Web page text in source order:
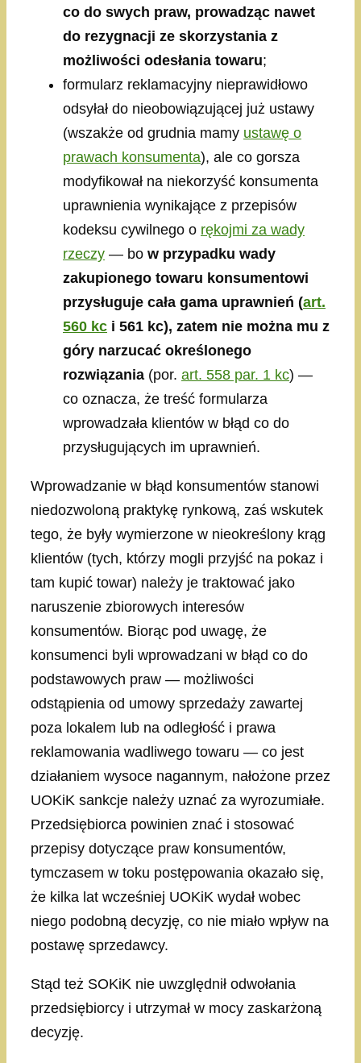
co do swych praw, prowadząc nawet
do rezygnacji ze skorzystania z
możliwości odesłania towaru;
formularz reklamacyjny nieprawidłowo
odsyłał do nieobowiązującej już ustawy
(wszakże od grudnia mamy ustawę o
prawach konsumenta), ale co gorsza
modyfikował na niekorzyść konsumenta
uprawnienia wynikające z przepisów
kodeksu cywilnego o rękojmi za wady
rzeczy — bo w przypadku wady
zakupionego towaru konsumentowi
przysługuje cała gama uprawnień (art.
560 kc i 561 kc), zatem nie można mu z
góry narzucać określonego
rozwiązania (por. art. 558 par. 1 kc) —
co oznacza, że treść formularza
wprowadzała klientów w błąd co do
przysługujących im uprawnień.
Wprowadzanie w błąd konsumentów stanowi
niedozwoloną praktykę rynkową, zaś wskutek
tego, że były wymierzone w nieokreślony krąg
klientów (tych, którzy mogli przyjść na pokaz i
tam kupić towar) należy je traktować jako
naruszenie zbiorowych interesów
konsumentów. Biorąc pod uwagę, że
konsumenci byli wprowadzani w błąd co do
podstawowych praw — możliwości
odstąpienia od umowy sprzedaży zawartej
poza lokalem lub na odległość i prawa
reklamowania wadliwego towaru — co jest
działaniem wysoce nagannym, nałożone przez
UOKiK sankcje należy uznać za wyrozumiałe.
Przedsiębiorca powinien znać i stosować
przepisy dotyczące praw konsumentów,
tymczasem w toku postępowania okazało się,
że kilka lat wcześniej UOKiK wydał wobec
niego podobną decyzję, co nie miało wpływ na
postawę sprzedawcy.
Stąd też SOKiK nie uwzględnił odwołania
przedsiębiorcy i utrzymał w mocy zaskarżoną
decyzję.